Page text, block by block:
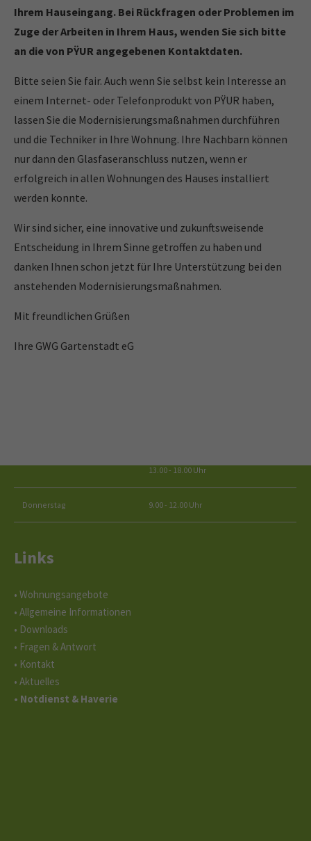
Ihrem Hauseingang. Bei Rückfragen oder Problemen im
Zuge der Arbeiten in Ihrem Haus, wenden Sie sich bitte
an die von PŸUR angegebenen Kontaktdaten.
Bitte seien Sie fair. Auch wenn Sie selbst kein Interesse an
einem Internet- oder Telefonprodukt von PŸUR haben,
lassen Sie die Modernisierungsmaßnahmen durchführen
und die Techniker in Ihre Wohnung. Ihre Nachbarn können
nur dann den Glasfaseranschluss nutzen, wenn er
erfolgreich in allen Wohnungen des Hauses installiert
werden konnte.
Wir sind sicher, eine innovative und zukunftsweisende
Entscheidung in Ihrem Sinne getroffen zu haben und
danken Ihnen schon jetzt für Ihre Unterstützung bei den
anstehenden Modernisierungsmaßnahmen.
Mit freundlichen Grüßen
Ihre GWG Gartenstadt eG
Treten Sie mit
uns in
Kontakt!
13.00 - 18.00 Uhr
Donnerstag 9.00 - 12.00 Uhr
Links
• Wohnungsangebote
• Allgemeine Informationen
• Downloads
• Fragen & Antwort
• Kontakt
• Aktuelles
• Notdienst & Haverie